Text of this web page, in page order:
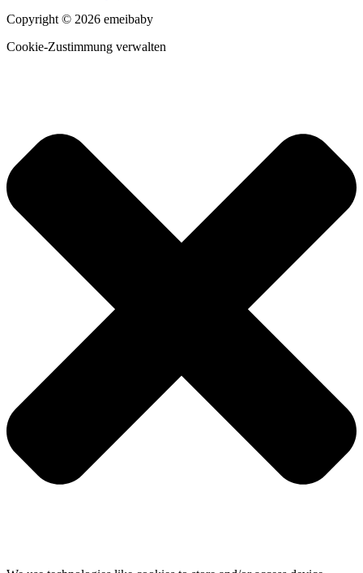
Copyright © 2026 emeibaby
Cookie-Zustimmung verwalten